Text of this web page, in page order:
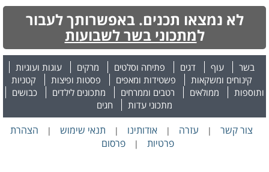
לא נמצאו תכנים. באפשרותך לעבור
למתכוני בשר לשבועות
בשר עוף דגים פתיחה וסלטים מרקים
עוגות ועוגיות
קינוחים ומשקאות
פשטידות ומאפים פסטות ופיצות
קטניות
ותוספות
ממולאים רטבים וממרחים מתכונים לילדים
כבושים
מתכוני עדות
חגים
צור קשר | עזרה | אודותינו | תנאי שימוש |
הצהרת
פרטיות
| פרסום